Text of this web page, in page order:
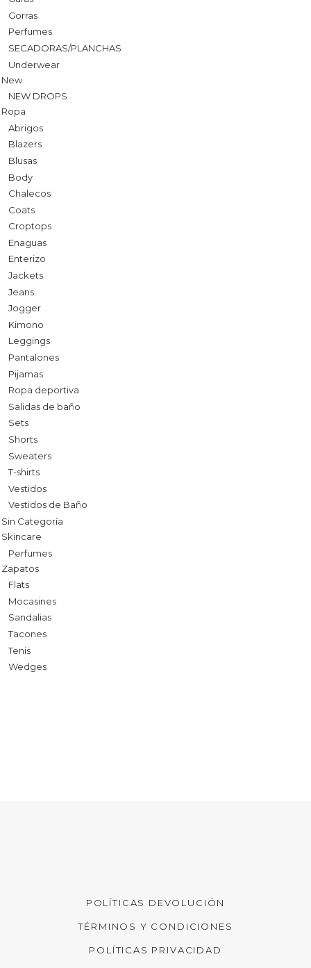
Gorras
Perfumes
SECADORAS/PLANCHAS
Underwear
New
NEW DROPS
Ropa
Abrigos
Blazers
Blusas
Body
Chalecos
Coats
Croptops
Enaguas
Enterizo
Jackets
Jeans
Jogger
Kimono
Leggings
Pantalones
Pijamas
Ropa deportiva
Salidas de baño
Sets
Shorts
Sweaters
T-shirts
Vestidos
Vestidos de Baño
Sin Categoría
Skincare
Perfumes
Zapatos
Flats
Mocasines
Sandalias
Tacones
Tenis
Wedges
POLÍTICAS DEVOLUCIÓN
TÉRMINOS Y CONDICIONES
POLÍTICAS PRIVACIDAD